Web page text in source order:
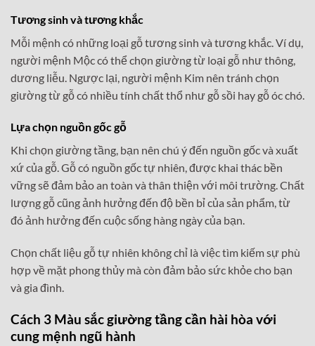
Tương sinh và tương khắc
Mỗi mệnh có những loại gỗ tương sinh và tương khắc. Ví dụ,
người mệnh Mộc có thể chọn giường từ loại gỗ như thông,
dương liễu. Ngược lại, người mệnh Kim nên tránh chọn
giường từ gỗ có nhiều tính chất thổ như gỗ sồi hay gỗ óc chó.
Lựa chọn nguồn gốc gỗ
Khi chọn giường tầng, bạn nên chú ý đến nguồn gốc và xuất
xứ của gỗ. Gỗ có nguồn gốc tự nhiên, được khai thác bền
vững sẽ đảm bảo an toàn và thân thiện với môi trường. Chất
lượng gỗ cũng ảnh hưởng đến độ bền bỉ của sản phẩm, từ
đó ảnh hưởng đến cuộc sống hàng ngày của bạn.
Chọn chất liệu gỗ tự nhiên không chỉ là việc tìm kiếm sự phù
hợp về mặt phong thủy mà còn đảm bảo sức khỏe cho bạn
và gia đình.
Cách 3 Màu sắc giường tầng cần hài hòa với
cung mệnh ngũ hành